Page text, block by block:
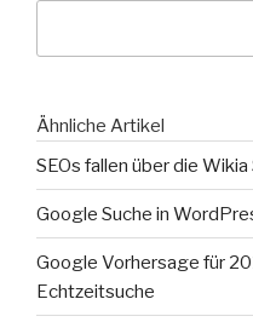
Ähnliche Artikel
SEOs fallen über die
Google Suche in
Google Vorhersage für
Echtzeitsuche